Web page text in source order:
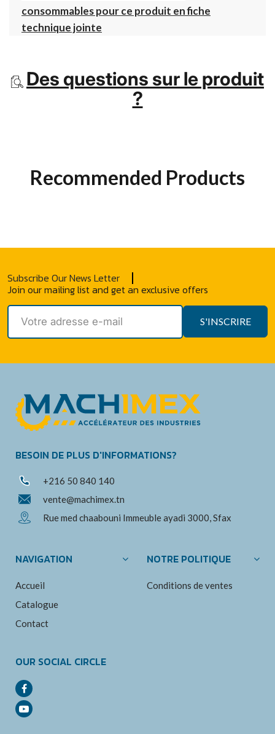
consommables pour ce produit en fiche
technique jointe
Des questions sur le produit
?
Recommended Products
Subscribe Our News Letter
Join our mailing list and get an exclusive offers
S'INSCRIRE
BESOIN DE PLUS D'INFORMATIONS?
+216 50 840 140
vente@machimex.tn
Rue med chaabouni Immeuble ayadi 3000, Sfax
NAVIGATION
Accueil
Catalogue
Contact
NOTRE POLITIQUE
Conditions de ventes
OUR SOCIAL CIRCLE